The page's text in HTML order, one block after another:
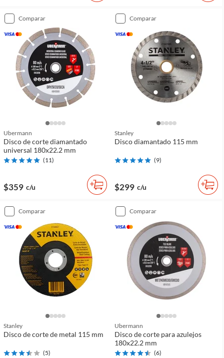
comparar
Ubermann
Disco de corte diamantado
universal 180x22.2 mm
(11)
$359 c/u
comparar
Stanley
Disco diamantado 115 mm
(9)
$299 c/u
comparar
Stanley
Disco de corte de metal 115 mm
(5)
comparar
Ubermann
Disco de corte para azulejos
180x22.2 mm
(6)